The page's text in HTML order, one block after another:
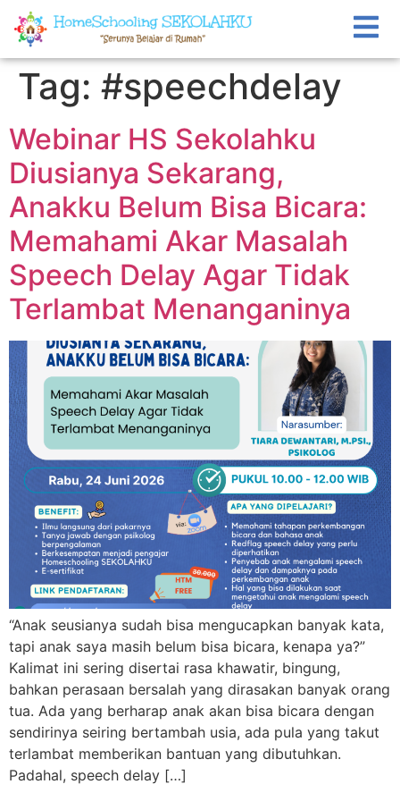
Tag: #speechdelay
Webinar HS Sekolahku
Diusianya Sekarang,
Anakku Belum Bisa Bicara:
Memahami Akar Masalah
Speech Delay Agar Tidak
Terlambat Menanganinya
“Anak seusianya sudah bisa mengucapkan banyak kata,
tapi anak saya masih belum bisa bicara, kenapa ya?”
Kalimat ini sering disertai rasa khawatir, bingung,
bahkan perasaan bersalah yang dirasakan banyak orang
tua. Ada yang berharap anak akan bisa bicara dengan
sendirinya seiring bertambah usia, ada pula yang takut
terlambat memberikan bantuan yang dibutuhkan.
Padahal, speech delay […]